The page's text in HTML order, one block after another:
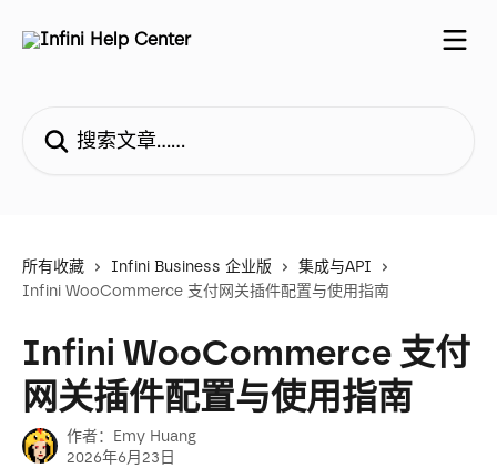
所有收藏 Infini Business 企业版
集成与API
Infini WooCommerce 支付网关插件配置与使用指南
Infini WooCommerce 支付
网关插件配置与使用指南
作者： Emy Huang
2026年6月23日